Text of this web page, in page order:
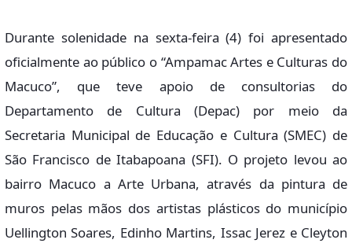
Durante solenidade na sexta-feira (4) foi apresentado
oficialmente ao público o “Ampamac Artes e Culturas do
Macuco”, que teve apoio de consultorias do
Departamento de Cultura (Depac) por meio da
Secretaria Municipal de Educação e Cultura (SMEC) de
São Francisco de Itabapoana (SFI). O projeto levou ao
bairro Macuco a Arte Urbana, através da pintura de
muros pelas mãos dos artistas plásticos do município
Uellington Soares, Edinho Martins, Issac Jerez e Cleyton